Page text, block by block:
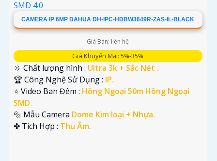
CAMERA IP 6MP DAHUA DH-IPC-HDBW3649R-ZAS-IL-BLACK
Giá Bán: liên hệ
Giá Khuyến Mại: 5%-35%
🔆 Chất lượng hình : Ultra 3k + Sắc Nét .
🏆 Công Nghệ Sử Dụng : IP.
⭐ Video Ban Đêm : Hồng Ngoại 50m Hồng Ngoại
SMD.
🔩 Mẫu Camera Dome Kim loại + Nhựa.
️✤ Tích Hợp : Thu Âm.